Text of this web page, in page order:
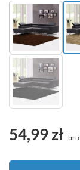
54,99 zł